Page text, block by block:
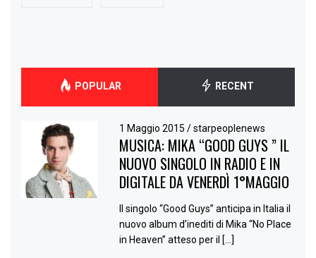
POPULAR RECENT
1 Maggio 2015/ starpeoplenews
MUSICA: MIKA “GOOD GUYS ” IL
NUOVO SINGOLO IN RADIO E IN
DIGITALE DA VENERDÌ 1°MAGGIO
Il singolo “Good Guys” anticipa in Italia il
nuovo album d’inediti di Mika “No Place
in Heaven” atteso per il […]